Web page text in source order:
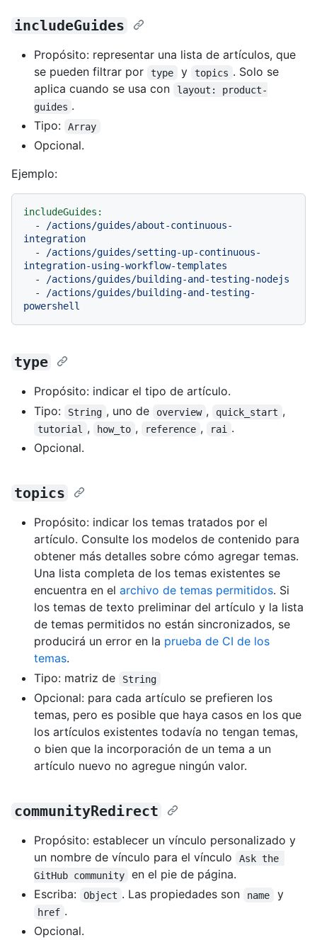
includeGuides
Propósito: representar una lista de artículos, que
se pueden filtrar por
type y topics . Solo se
aplica cuando se usa con
layout: product-
guides .
Tipo:
Array
Opcional.
Ejemplo:
includeGuides:
-
/actions/guides/about-continuous-
integration
-
/actions/guides/setting-up-continuous-
integration-using-workflow-templates
-
/actions/guides/building-and-testing-nodejs
-
/actions/guides/building-and-testing-
powershell
type
Propósito: indicar el tipo de artículo.
Tipo:
String , uno de overview , quick_start ,
tutorial , how_to , reference , rai
.
Opcional.
topics
Propósito: indicar los temas tratados por el
artículo. Consulte los modelos de contenido para
obtener más detalles sobre cómo agregar temas.
Una lista completa de los temas existentes se
encuentra en el archivo de temas permitidos. Si
los temas de texto preliminar del artículo y la lista
de temas permitidos no están sincronizados, se
producirá un error en la prueba de CI de los
temas.
Tipo: matriz de
String
Opcional: para cada artículo se prefieren los
temas, pero es posible que haya casos en los que
los artículos existentes todavía no tengan temas,
o bien que la incorporación de un tema a un
artículo nuevo no agregue ningún valor.
communityRedirect
Propósito: establecer un vínculo personalizado y
un nombre de vínculo para el vínculo
Ask the
GitHub community
en el pie de página.
Escriba:
Object . Las propiedades son name y
href .
Opcional.